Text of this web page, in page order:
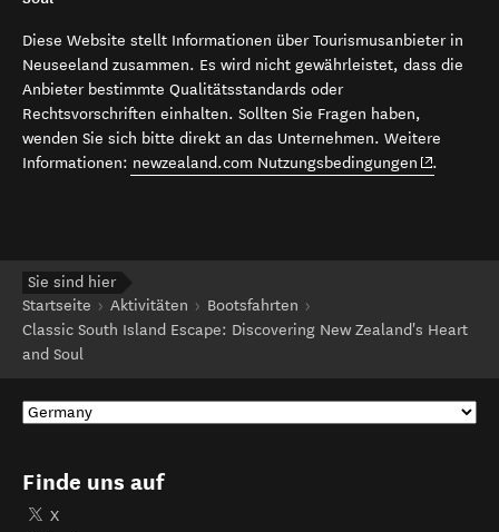
Diese Website stellt Informationen über Tourismusanbieter in
Neuseeland zusammen. Es wird nicht gewährleistet, dass die
Anbieter bestimmte Qualitätsstandards oder
Rechtsvorschriften einhalten. Sollten Sie Fragen haben,
wenden Sie sich bitte direkt an das Unternehmen. Weitere
Informationen: newzealand.com Nutzungsbedingungen (opens in
.
Sie sind hier
Startseite
Aktivitäten
Bootsfahrten
Classic South Island Escape: Discovering New Zealand's Heart
and Soul
Finde uns auf
X